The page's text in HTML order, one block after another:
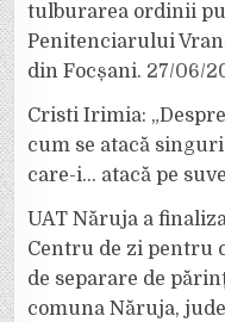
tulburarea ordinii
Penitenciarului
din Focșani. 27/06/
Cristi Irimia:
cum se atacă
care-i… atacă pe
UAT Năruja a
Centru de zi pentru
de separare de
comuna Năruja,